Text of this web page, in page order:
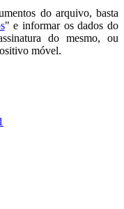
do arquivo, basta
" e informar os dados do
do mesmo, ou
móvel.